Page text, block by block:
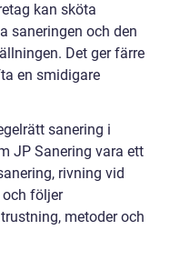
kan sköta
saneringen och den
Det ger färre
en smidigare
sanering i
JP Sanering vara ett
rivning vid
följer
metoder och